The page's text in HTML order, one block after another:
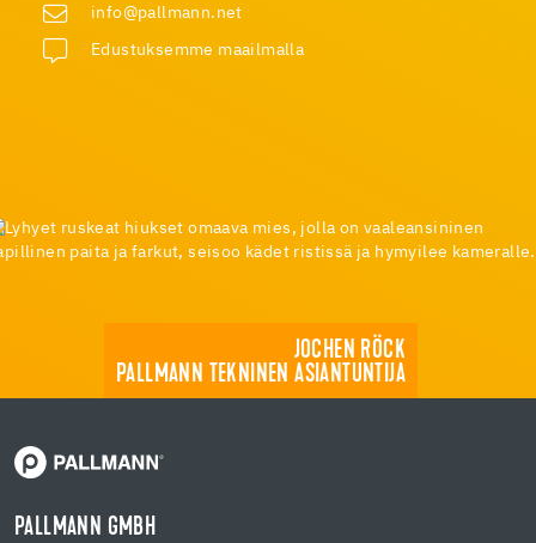
info@pallmann.net
Edustuksemme maailmalla
JOCHEN RÖCK
PALLMANN TEKNINEN ASIANTUNTIJA
PALLMANN GMBH